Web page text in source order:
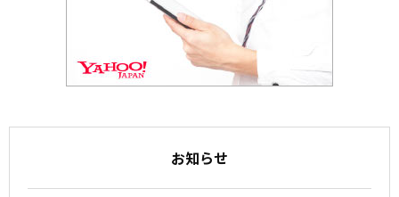
お知らせ